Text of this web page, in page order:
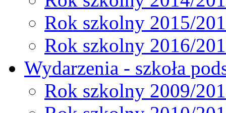
Rok szkolny 2015/
Rok szkolny 2016/
Wydarzenia - szkoła
Rok szkolny 2009/